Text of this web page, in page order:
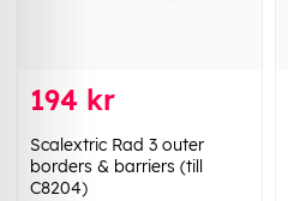
194 kr
Scalextric Rad 3 outer
borders & barriers (till
C8204)